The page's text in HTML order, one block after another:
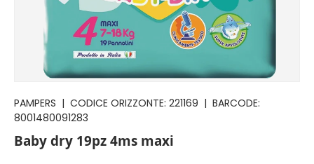
PAMPERS | CODICE ORIZZONTE: 221169 | BARCODE:
8001480091283
Baby dry 19pz 4ms maxi